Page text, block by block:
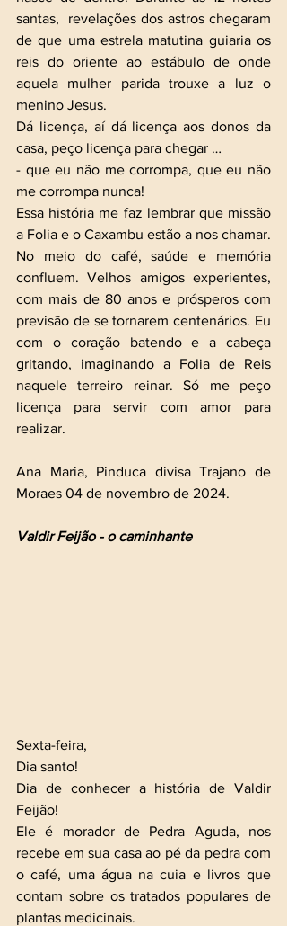
santas,  revelações dos astros chegaram
de que uma estrela matutina guiaria os
reis do oriente ao estábulo de onde
aquela mulher parida trouxe a luz o
menino Jesus.
Dá licença, aí dá licença aos donos da
casa, peço licença para chegar …
- que eu não me corrompa, que eu não
me corrompa nunca!
Essa história me faz lembrar que missão
a Folia e o Caxambu estão a nos chamar.
No meio do café, saúde e memória
confluem. Velhos amigos experientes,
com mais de 80 anos e prósperos com
previsão de se tornarem centenários. Eu
com o coração batendo e a cabeça
gritando, imaginando a Folia de Reis
naquele terreiro reinar. Só me peço
licença para servir com amor para
realizar.
Ana Maria, Pinduca divisa Trajano de
Moraes 04 de novembro de 2024.
Valdir Feijão - o caminhante
Sexta-feira,
Dia santo!
Dia de conhecer a história de Valdir
Feijão!
Ele é morador de Pedra Aguda, nos
recebe em sua casa ao pé da pedra com
o café, uma água na cuia e livros que
contam sobre os tratados populares de
plantas medicinais.